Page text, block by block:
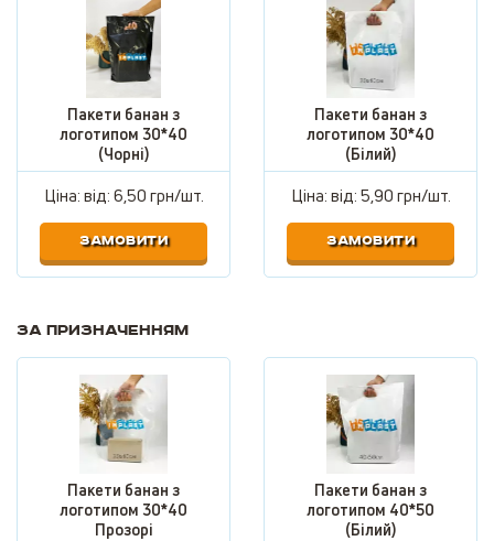
Пакети банан з
логотипом 30*40
(Чорні)
Ціна: від:6,50 грн/шт.
ЗАМОВИТИ
Пакети банан з
логотипом 30*40
(Білий)
Ціна: від:5,90 грн/шт.
ЗАМОВИТИ
За призначенням
Пакети банан з
логотипом 30*40
Прозорі
Пакети банан з
логотипом 40*50
(Білий)